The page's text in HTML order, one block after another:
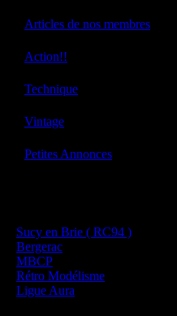
Articles de nos membres
Action!!
Technique
Vintage
Petites Annonces
Sucy en Brie ( RC94 )
Bergerac
MBCP
Rétro Modélisme
Ligue Aura